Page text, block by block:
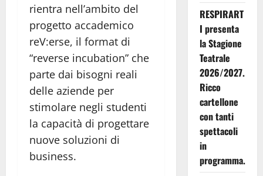
rientra nell’ambito del
progetto accademico
reV:erse, il format di
“reverse incubation” che
parte dai bisogni reali
delle aziende per
stimolare negli studenti
la capacità di progettare
nuove soluzioni di
business.
RESPIRART
I presenta
la Stagione
Teatrale
2026/2027.
Ricco
cartellone
con tanti
spettacoli
in
programma.